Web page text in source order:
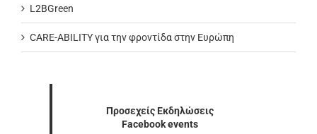
L2BGreen
CARE-ABILITY για την φροντίδα στην Ευρώπη
Προσεχείς Εκδηλώσεις
Facebook events